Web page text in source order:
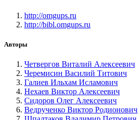
http://omgups.ru
http://bibl.omgups.ru
Авторы
Четвергов Виталий Алексеевич
Черемисин Василий Титович
Галиев Ильхам Исламович
Нехаев Виктор Алексеевич
Сидоров Олег Алексеевич
Ведрученко Виктор Родионович